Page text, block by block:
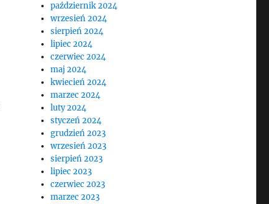
październik 2024
wrzesień 2024
sierpień 2024
lipiec 2024
czerwiec 2024
maj 2024
kwiecień 2024
marzec 2024
luty 2024
styczeń 2024
grudzień 2023
wrzesień 2023
sierpień 2023
lipiec 2023
czerwiec 2023
marzec 2023